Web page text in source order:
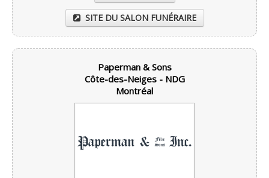
SITE DU SALON FUNÉRAIRE
Paperman & Sons
Côte-des-Neiges - NDG
Montréal